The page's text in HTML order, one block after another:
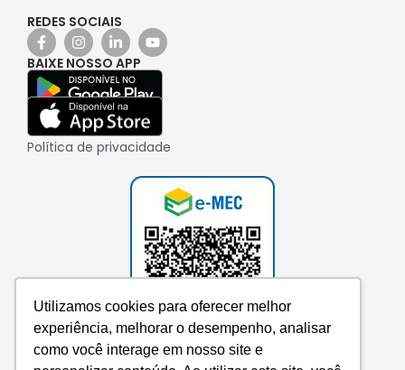
Utilizamos cookies para oferecer melhor
experiência, melhorar o desempenho, analisar
como você interage em nosso site e
REDES SOCIAIS
BAIXE NOSSO APP
Política de privacidade